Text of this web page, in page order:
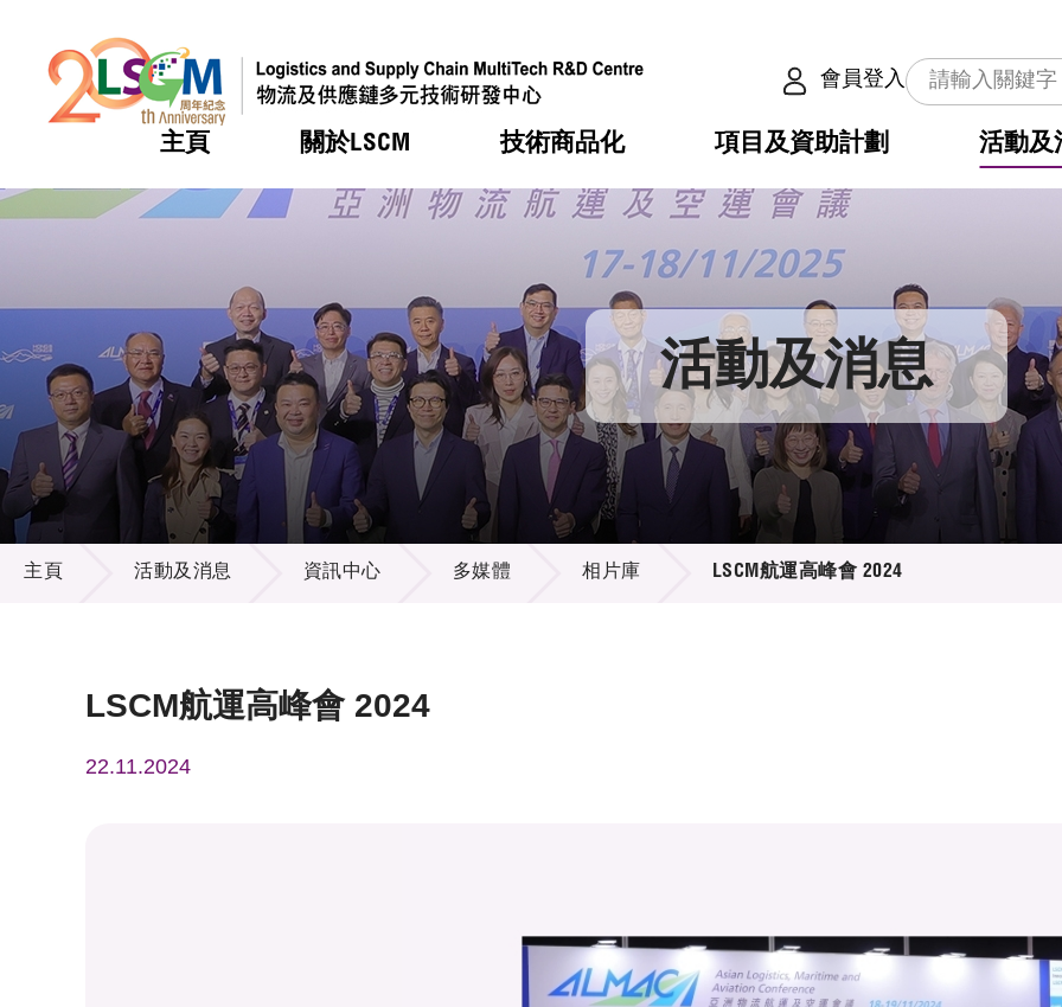
會員登入
主頁 關於LSCM
熱門 機構簡介
組織架構
組織架構
董事局
研究顧問
招標通告
技術商品化
熱門 服務
可獲授權之技術
應用於公共服務之創新技術
重點項目
項目及資助計劃
熱門 合作計劃
資助計劃
資助計劃
稅務優惠
申請
評審
徵求研發項目計劃書
項目資料庫
活動及
熱門 活動
獎項
新聞中心
媒體報導
新聞稿
資訊中心
多媒體
出版刊物
熱門 會籍及服務
會員列表
會員登入 活動及消息
活動及消息
主頁 活動及消息 資訊中心 多媒體 相片庫 LSCM航運高峰會 2024
LSCM航運高峰會 2024
22.11.2024